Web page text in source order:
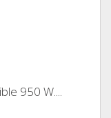
950 W....